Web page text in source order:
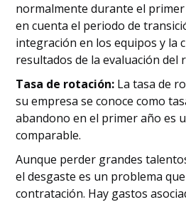
normalmente durante el primer
en cuenta el periodo de
integración en los equipos y la
resultados de la evaluación del
Tasa de rotación: La tasa de
su empresa se conoce como
abandono en el primer año es
comparable.
Aunque perder grandes
el desgaste es un problema
contratación. Hay gastos